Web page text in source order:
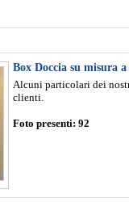
Box Doccia su misura
Alcuni particolari dei
clienti.
Foto presenti: 92